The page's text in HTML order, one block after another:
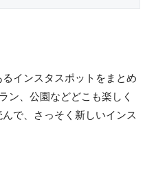
インスタスポットをまとめ
ン、公園などどこも楽しく
で、さっそく新しいインス